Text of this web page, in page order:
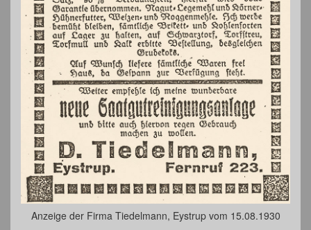
Anzeige der Firma Tiedelmann, Eystrup vom 15.08.1930